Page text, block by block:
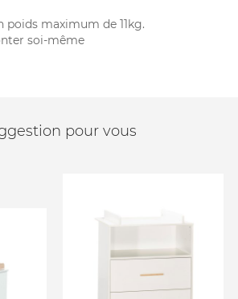
poids maximum de 11kg.
soi-même
pour vous